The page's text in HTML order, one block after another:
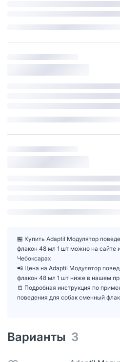
🏪 Купить Adaptil Модулятор
флакон 48 мл 1 шт можно на сайте
Чебоксарах
📲 Цена на Adaptil Модулятор
флакон 48 мл 1 шт ниже в нашем
📒 Подробная инструкция по
поведения для собак сменный
Варианты 3